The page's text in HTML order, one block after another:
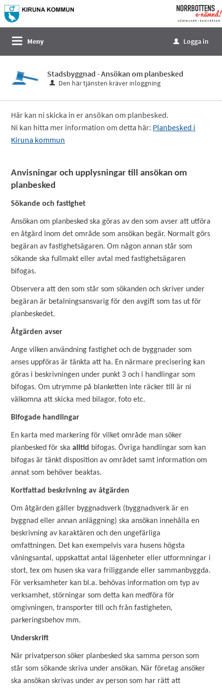
Välkommen
till
tjänster
Norrbottens
Meny u Logga in
Stadsbyggnad - Ansökan om planbesked
Den här tjänsten kräver inloggning
Här kan ni skicka in er ansökan om planbesked.
Ni kan hitta mer information om detta här: Planbesked i
Kiruna kommun
Anvisningar och upplysningar till ansökan om
planbesked
Sökande och fastighet
Ansökan om planbesked ska göras av den som avser att utföra
en åtgärd inom det område som ansökan begär. Normalt görs
begäran av fastighetsägaren. Om någon annan står som
sökande ska fullmakt eller avtal med fastighetsägaren
bifogas.
Observera att den som står som sökanden och skriver under
begäran är betalningsansvarig för den avgift som tas ut för
planbeskedet.
Åtgärden avser
Ange vilken användning fastighet och de byggnader som
anses uppföras är tänkta att ha. En närmare precisering kan
göras i beskrivningen under punkt 3 och i handlingar som
bifogas. Om utrymme på blanketten inte räcker till är ni
välkomna att skicka med bilagor, foto etc.
Bifogade handlingar
En karta med markering för vilket område man söker
planbesked för skaalltid bifogas. Övriga handlingar som kan
bifogas är tänkt disposition av området samt information om
annat som behöver beaktas.
Kortfattad beskrivning av åtgärden
Om åtgärden gäller byggnadsverk (byggnadsverk är en
byggnad eller annan anläggning) ska ansökan innehålla en
beskrivning av karaktären och den ungefärliga
omfattningen. Det kan exempelvis vara husens högsta
våningsantal, uppskattat antal lägenheter eller utformningar i
stort, tex om husen ska vara friliggande eller sammanbyggda.
För verksamheter kan bl.a. behövas information om typ av
verksamhet, störningar som detta kan medföra för
omgivningen, transporter till och från fastigheten,
parkeringsbehov mm.
Underskrift
När privatperson söker planbesked ska samma person som
står som sökande skriva under ansökan. När företag ansöker
ska ansökan skrivas under av person som har rätt att